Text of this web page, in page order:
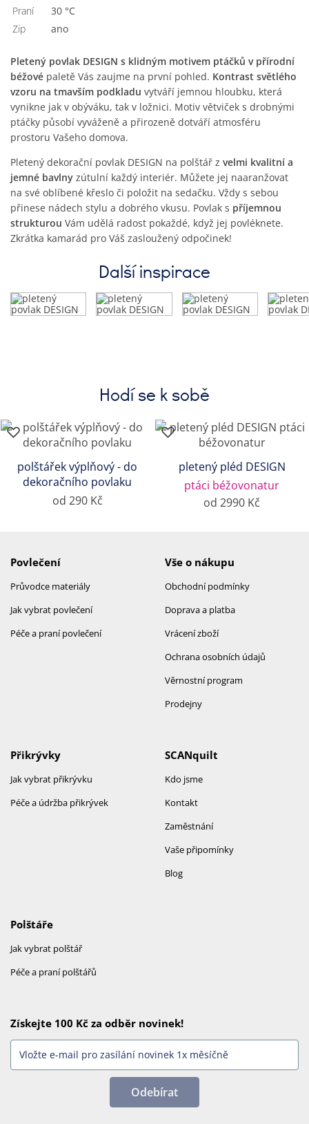
Praní
30 °C
Zip
Ano
Pletený povlak DESIGN s klidným motivem ptáčků v přírodní
béžové paletě Vás zaujme na první pohled. Kontrast světlého
vzoru na tmavším podkladu vytváří jemnou hloubku, která
vynikne jak v obýváku, tak v ložnici. Motiv větviček s drobnými
ptáčky působí vyváženě a přirozeně dotváří atmosféru
prostoru Vašeho domova.
Pletený dekorační povlak DESIGN na polštář z velmi kvalitní a
jemné bavlny zútulní každý interiér. Můžete jej naaranžovat
na své oblíbené křeslo či položit na sedačku. Vždy s sebou
přinese nádech stylu a dobrého vkusu. Povlak s příjemnou
strukturou Vám udělá radost pokaždé, když jej povléknete.
Zkrátka kamarád pro Váš zasloužený odpočinek!
Další inspirace
Hodí se k sobě
polštářek výplňový - do
dekoračního povlaku
od 290 Kč
pletený pléd DESIGN
ptáci béžovonatur
od 2990 Kč
Povlečení
Průvodce materiály
Jak vybrat povlečení
Péče a praní povlečení
Vše o nákupu
Obchodní podmínky
Doprava a platba
Vrácení zboží
Ochrana osobních údajů
Věrnostní program
Prodejny
SCANquilt
Kdo jsme
Kontakt
Zaměstnání
Vaše připomínky
Blog
Přikrývky
Jak vybrat přikrývku
Péče a údržba přikrývek
Polštáře
Jak vybrat polštář
Péče a praní polštářů
Získejte 100 Kč za odběr novinek!
Odebírat